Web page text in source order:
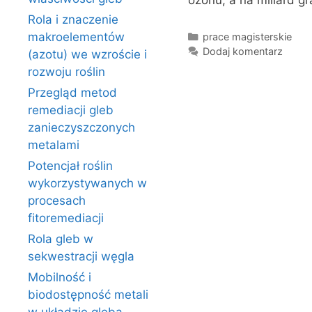
Kategorie
prace magisterskie
Dodaj komentarz
Rola i znaczenie
makroelementów
(azotu) we wzroście i
rozwoju roślin
Przegląd metod
remediacji gleb
zanieczyszczonych
metalami
Potencjał roślin
wykorzystywanych w
procesach
fitoremediacji
Rola gleb w
sekwestracji węgla
Mobilność i
biodostępność metali